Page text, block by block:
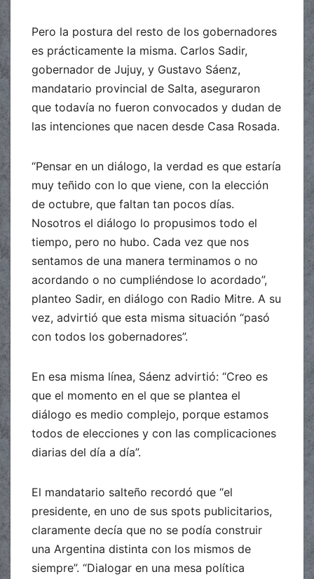
Pero la postura del resto de los gobernadores
es prácticamente la misma. Carlos Sadir,
gobernador de Jujuy, y Gustavo Sáenz,
mandatario provincial de Salta, aseguraron
que todavía no fueron convocados y dudan de
las intenciones que nacen desde Casa Rosada.
“Pensar en un diálogo, la verdad es que estaría
muy teñido con lo que viene, con la elección
de octubre, que faltan tan pocos días.
Nosotros el diálogo lo propusimos todo el
tiempo, pero no hubo. Cada vez que nos
sentamos de una manera terminamos o no
acordando o no cumpliéndose lo acordado”,
planteo Sadir, en diálogo con Radio Mitre. A su
vez, advirtió que esta misma situación “pasó
con todos los gobernadores”.
En esa misma línea, Sáenz advirtió: “Creo es
que el momento en el que se plantea el
diálogo es medio complejo, porque estamos
todos de elecciones y con las complicaciones
diarias del día a día”.
El mandatario salteño recordó que “el
presidente, en uno de sus spots publicitarios,
claramente decía que no se podía construir
una Argentina distinta con los mismos de
siempre”. “Dialogar en una mesa política